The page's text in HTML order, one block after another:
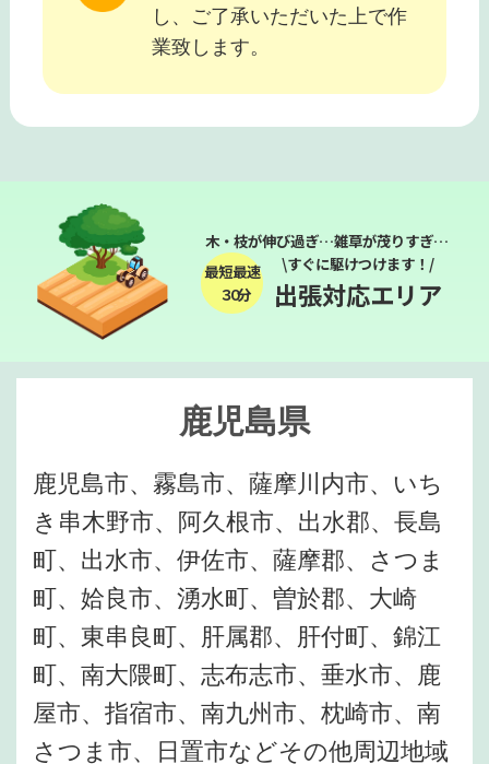
し、ご了承いただいた上で作
業致します。
木・枝が伸び過ぎ…雑草が茂りすぎ…
最短最速
３０分
\すぐに駆けつけます！/
出張対応エリア
鹿児島県
鹿児島市、霧島市、薩摩川内市、いち
き串木野市、阿久根市、出水郡、長島
町、出水市、伊佐市、薩摩郡、さつま
町、姶良市、湧水町、曽於郡、大崎
町、東串良町、肝属郡、肝付町、錦江
町、南大隈町、志布志市、垂水市、鹿
屋市、指宿市、南九州市、枕崎市、南
さつま市、日置市などその他周辺地域